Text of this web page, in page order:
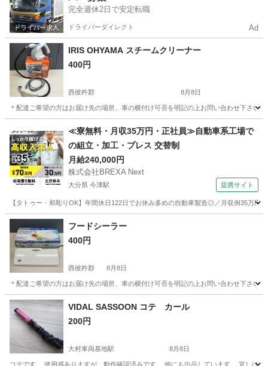
完全週休2日で安定転職
ドライバーダイレクト Ad
IRIS OHYAMA スチームクリーナー
400円
西彼杵郡 8月8日
＊配達ご希望の方はお届け先の場所、車の横付け可否を明記の上お問い合わせ下さい
生活家電 IRIS
≪寮無料・月収35万円・正社員≫自動車系工場で
の組立・加工・プレス 交替制
月給240,000円
株式会社BREXA Next
大分県 今津駅 提携サイト
【タトゥー・和彫りOK】年間休日122日でお休み多めの自動車製造◎／月収例35万
大分 中津市 今津駅 その他
フードシーラー
400円
西彼杵郡 8月8日
＊配達ご希望の方はお届け先の場所、車の横付け可否を明記の上お問い合わせ下さい
長崎 西彼杵郡 フードシーラー
VIDAL SASSOON コテ カール
200円
大村車両基地駅 8月8日
コテです。 使用感ありますが、動作確認済みです。 他にも出品しています。 宜しけれ